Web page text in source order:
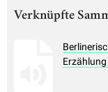
Verknüpfte